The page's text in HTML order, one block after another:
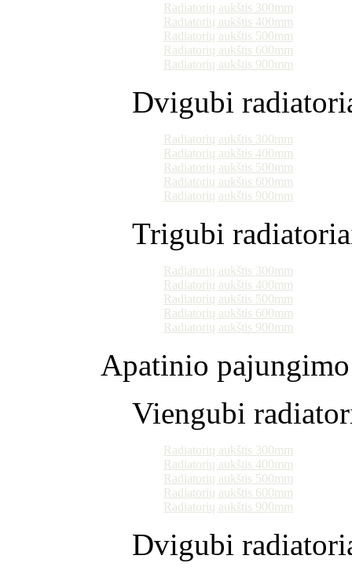
Radiatorių aukštis 300mm
Radiatorių aukštis 400mm
Radiatorių aukštis 500mm
Radiatorių aukštis 600mm
Radiatorių aukštis 900mm
Dvigubi
Radiatorių aukštis 300mm
Radiatorių aukštis 400mm
Radiatorių aukštis 500mm
Radiatorių aukštis 600mm
Radiatorių aukštis 900mm
Trigubi
Radiatorių aukštis 300mm
Radiatorių aukštis 400mm
Radiatorių aukštis 500mm
Radiatorių aukštis 600mm
Radiatorių aukštis 900mm
Apatinio
Viengubi
Radiatorių aukštis 300mm
Radiatorių aukštis 400mm
Radiatorių aukštis 500mm
Radiatorių aukštis 600mm
Radiatorių aukštis 900mm
Dvigubi